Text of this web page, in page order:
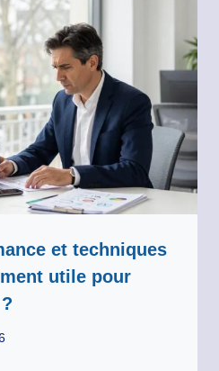
et techniques
utile pour